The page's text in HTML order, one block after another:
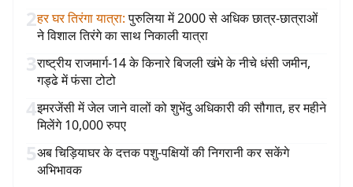
2हर घर तिरंगा यात्रा: पुरुलिया में 2000 से अधिक छात्र-छात्राओं
ने विशाल तिरंगे का साथ निकाली यात्रा
3राष्ट्रीय राजमार्ग-14 के किनारे बिजली खंभे के नीचे धंसी जमीन,
गड्ढे में फंसा टोटो
4इमरजेंसी में जेल जाने वालों को शुभेंदु अधिकारी की सौगात, हर महीने
मिलेंगे 10,000 रुपए
5अब चिड़ियाघर के दत्तक पशु-पक्षियों की निगरानी कर सकेंगे
अभिभावक